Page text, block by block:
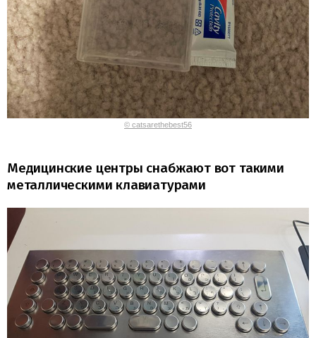
© catsarethebest56
Медицинские центры снабжают вот такими
металлическими клавиатурами